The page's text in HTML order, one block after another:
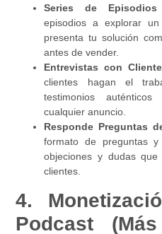
Series de Episodios
episodios a explorar
presenta tu solución
antes de vender.
Entrevistas con
clientes hagan el
testimonios
cualquier anuncio.
Responde Preguntas
formato de preguntas
objeciones y dudas
clientes.
4.
Podcast